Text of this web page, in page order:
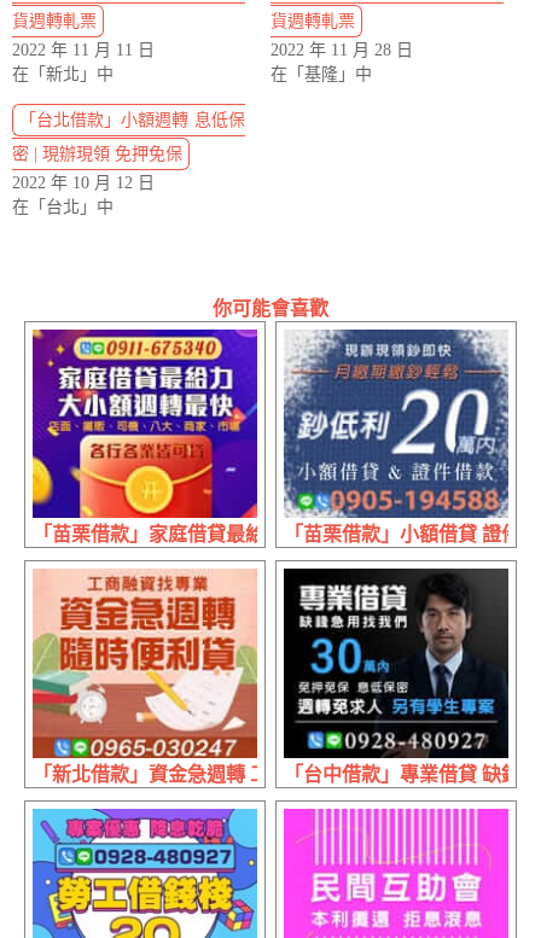
貨週轉軋票
2022 年 11 月 11 日
在「新北」中
貨週轉軋票
2022 年 11 月 28 日
在「基隆」中
「台北借款」小額週轉 息低保
密 | 現辦現領 免押免保
2022 年 10 月 12 日
在「台北」中
你可能會喜歡
「苗栗借款」家庭借貸最給力 大小額週轉最快 | 各行各業
「苗栗借款」小額借貸 證件
「新北借款」資金急週轉 工商融資找專業 | 隨時便利借
「台中借款」專業借貸 缺錢